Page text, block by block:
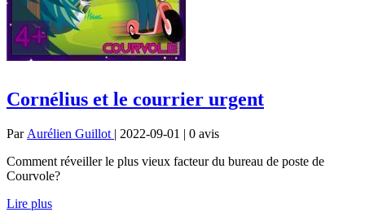
Cornélius et le courrier urgent
Par Aurélien Guillot | 2022-09-01 | 0 avis
Comment réveiller le plus vieux facteur du bureau de poste de
Courvole?
Lire plus